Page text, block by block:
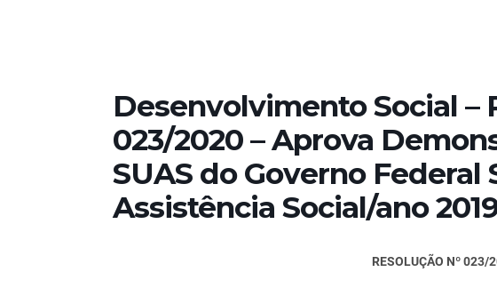
Desenvolvimento Social –
023/2020 – Aprova
SUAS do Governo Federal
Assistência Social/ano
RESOLUÇÃO Nº 023/